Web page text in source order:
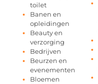
toilet
Banen en
opleidingen
Beauty en
verzorging
Bedrijven
Beurzen en
evenementen
Bloemen